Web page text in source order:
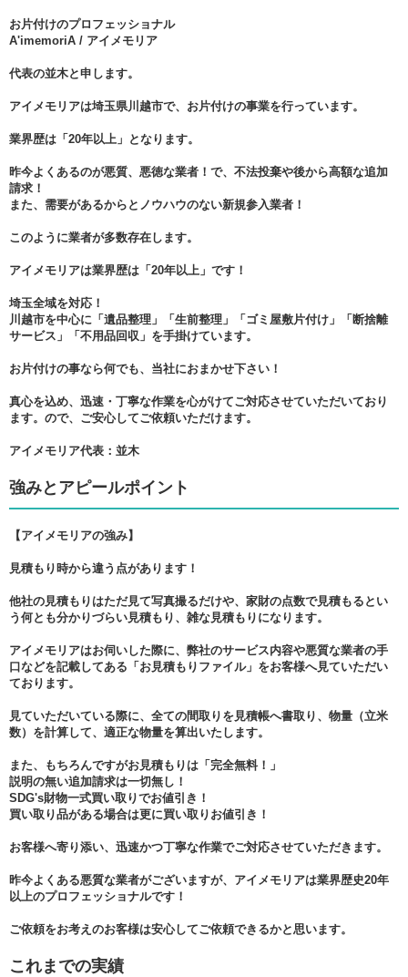
お片付けのプロフェッショナル
A'imemoriA / アイメモリア
代表の並木と申します。
アイメモリアは埼玉県川越市で、お片付けの事業を行っています。
業界歴は「20年以上」となります。
昨今よくあるのが悪質、悪徳な業者！で、不法投棄や後から高額な追加
請求！
また、需要があるからとノウハウのない新規参入業者！
このように業者が多数存在します。
アイメモリアは業界歴は「20年以上」です！
埼玉全域を対応！
川越市を中心に「遺品整理」「生前整理」「ゴミ屋敷片付け」「断捨離
サービス」「不用品回収」を手掛けています。
お片付けの事なら何でも、当社におまかせ下さい！
真心を込め、迅速・丁寧な作業を心がけてご対応させていただいており
ます。ので、ご安心してご依頼いただけます。
アイメモリア代表：並木
強みとアピールポイント
【アイメモリアの強み】
見積もり時から違う点があります！
他社の見積もりはただ見て写真撮るだけや、家財の点数で見積もるとい
う何とも分かりづらい見積もり、雑な見積もりになります。
アイメモリアはお伺いした際に、弊社のサービス内容や悪質な業者の手
口などを記載してある「お見積もりファイル」をお客様へ見ていただい
ております。
見ていただいている際に、全ての間取りを見積帳へ書取り、物量（立米
数）を計算して、適正な物量を算出いたします。
また、もちろんですがお見積もりは「完全無料！」
説明の無い追加請求は一切無し！
SDG's財物一式買い取りでお値引き！
買い取り品がある場合は更に買い取りお値引き！
お客様へ寄り添い、迅速かつ丁寧な作業でご対応させていただきます。
昨今よくある悪質な業者がございますが、アイメモリアは業界歴史20年
以上のプロフェッショナルです！
ご依頼をお考えのお客様は安心してご依頼できるかと思います。
これまでの実績